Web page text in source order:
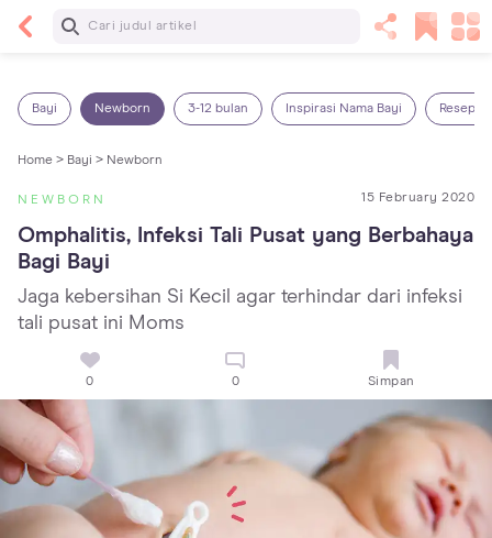
Baca Selanjutnya
Bayi Newborn 3-12 bulan Inspirasi Nama Bayi Resep
Home > Bayi > Newborn
NEWBORN 15 February 2020
Omphalitis, Infeksi Tali Pusat yang Berbahaya
Bagi Bayi
Jaga kebersihan Si Kecil agar terhindar dari infeksi
tali pusat ini Moms
0 0 Simpan